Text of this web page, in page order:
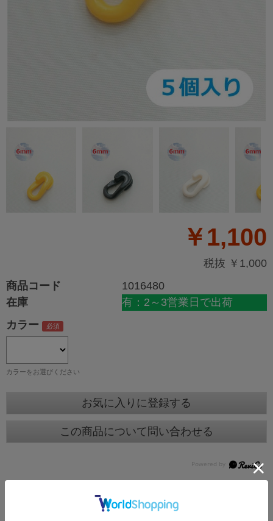
￥1,100
税抜 ￥1,000
商品コード
1016480
在庫
有：2～3営業日で出荷
カラー
カラーをお選びください
お気に入りに登録する
この商品について問い合わせる